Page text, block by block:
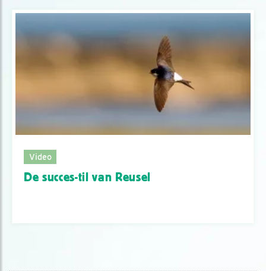
Video
De succes-til van Reusel